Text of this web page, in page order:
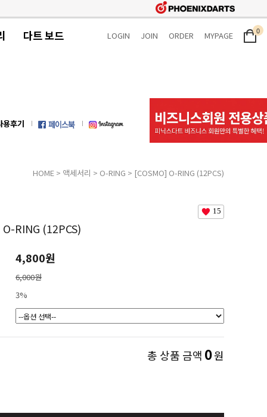
다트 보드 LOGIN JOIN ORDER MYPAGE 0
용후기
HOME > 액세서리 > O-RING > [COSMO] O-RING (12PCS)
15
RING (12PCS)
4,800원
6,000원
3%
총 상품 금액 0원